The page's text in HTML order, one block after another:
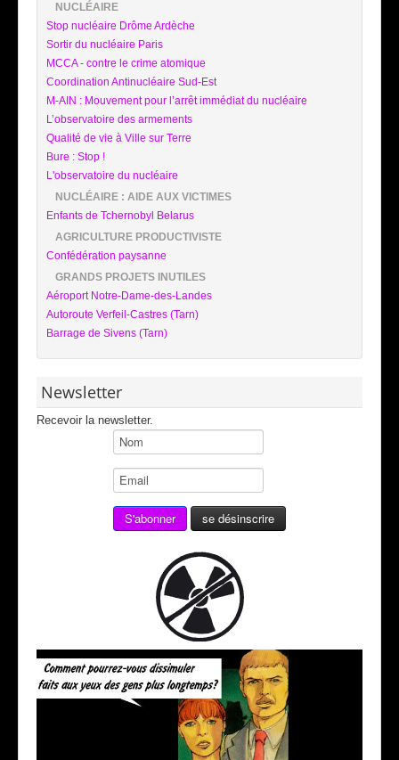
NUCLÉAIRE
Stop nucléaire Drôme Ardèche
Sortir du nucléaire Paris
MCCA - contre le crime atomique
Coordination Antinucléaire Sud-Est
M-AIN : Mouvement pour l’arrêt immédiat du nucléaire
L’observatoire des armements
Qualité de vie à Ville sur Terre
Bure : Stop !
L'observatoire du nucléaire
NUCLÉAIRE : AIDE AUX VICTIMES
Enfants de Tchernobyl Belarus
AGRICULTURE PRODUCTIVISTE
Confédération paysanne
GRANDS PROJETS INUTILES
Aéroport Notre-Dame-des-Landes
Autoroute Verfeil-Castres (Tarn)
Barrage de Sivens (Tarn)
Newsletter
Recevoir la newsletter.